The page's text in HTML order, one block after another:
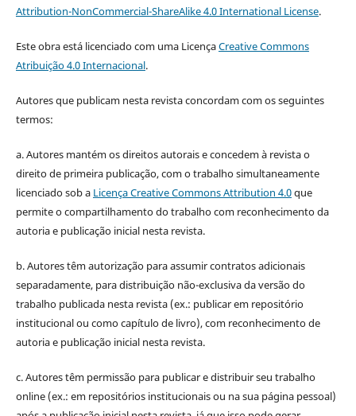
Attribution-NonCommercial-ShareAlike 4.0 International License.
Este obra está licenciado com uma LicençaCreative Commons
Atribuição 4.0 Internacional.
Autores que publicam nesta revista concordam com os seguintes
termos:
a. Autores mantém os direitos autorais e concedem à revista o
direito de primeira publicação, com o trabalho simultaneamente
licenciado sob a Licença Creative Commons Attribution 4.0que
permite o compartilhamento do trabalho com reconhecimento da
autoria e publicação inicial nesta revista.
b. Autores têm autorização para assumir contratos adicionais
separadamente, para distribuição não-exclusiva da versão do
trabalho publicada nesta revista (ex.: publicar em repositório
institucional ou como capítulo de livro), com reconhecimento de
autoria e publicação inicial nesta revista.
c. Autores têm permissão para publicar e distribuir seu trabalho
online (ex.: em repositórios institucionais ou na sua página pessoal)